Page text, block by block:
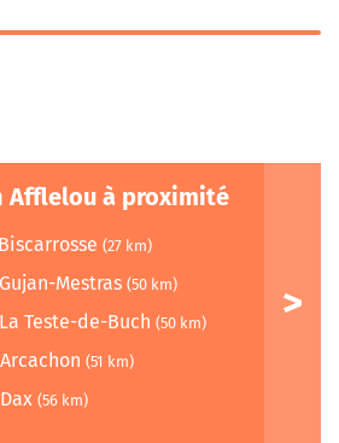
Afflelou à proximité
(27 km)
Mestras (50 km)
Teste-de-Buch (50 km)
(51 km)
(56 km)